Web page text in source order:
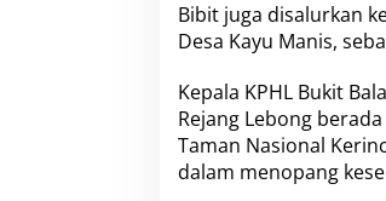
Bibit juga disalurkan
Desa Kayu Manis,
Kepala KPHL Bukit
Rejang Lebong
Taman Nasional
dalam menopang